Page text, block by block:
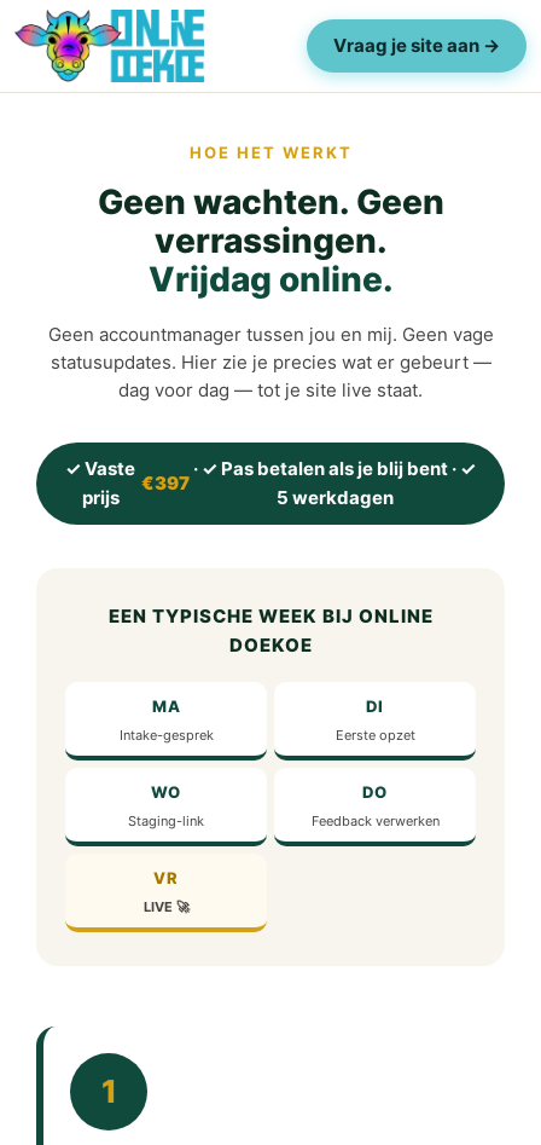
Vraag je site aan →
HOE HET WERKT
Geen wachten. Geen
verrassingen.
Vrijdag online.
Geen accountmanager tussen jou en mij. Geen vage
statusupdates. Hier zie je precies wat er gebeurt —
dag voor dag — tot je site live staat.
✓ Vaste
prijs
€397
· ✓ Pas betalen als je blij bent · ✓
5 werkdagen
EEN TYPISCHE WEEK BIJ ONLINE
DOEKOE
MA
Intake-gesprek
DI
Eerste opzet
WO
Staging-link
DO
Feedback verwerken
VR
LIVE 🚀
1